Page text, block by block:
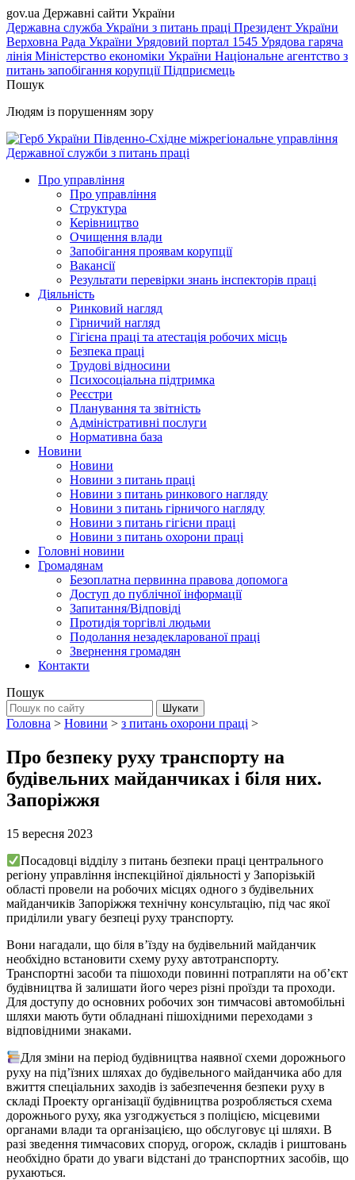
gov.ua Державні сайти України
Державна служба України з питань праці Президент України
Верховна Рада України Урядовий портал 1545 Урядова гаряча
лінія Міністерство економіки України Національне агентство з
питань запобігання корупціїПідприємець
Пошук
Людям із порушенням зору
Південно-Східне міжрегіональне управління
Державної служби з питань праці
Про управління
Про управління
Структура
Керівництво
Очищення влади
Запобігання проявам корупції
Вакансії
Результати перевірки знань інспекторів праці
Діяльність
Ринковий нагляд
Гірничий нагляд
Гігієна праці та атестація робочих місць
Безпека праці
Трудові відносини
Психосоціальна підтримка
Реєстри
Планування та звітність
Адміністративні послуги
Нормативна база
Новини
Новини
Новини з питань праці
Новини з питань ринкового нагляду
Новини з питань гірничого нагляду
Новини з питань гігієни праці
Новини з питань охорони праці
Головні новини
Громадянам
Безоплатна первинна правова допомога
Доступ до публічної інформації
Запитання/Відповіді
Протидія торгівлі людьми
Подолання незадекларованої праці
Звернення громадян
Контакти
Пошук
Головна > Новини > з питань охорони праці >
Про безпеку руху транспорту на
будівельних майданчиках і біля них.
Запоріжжя
15 вересня 2023
Посадовці відділу з питань безпеки праці центрального
регіону управління інспекційної діяльності у Запорізькій
області провели на робочих місцях одного з будівельних
майданчиків Запоріжжя технічну консультацію, під час якої
приділили увагу безпеці руху транспорту.
Вони нагадали, що біля в’їзду на будівельний майданчик
необхідно встановити схему руху автотранспорту.
Транспортні засоби та пішоходи повинні потрапляти на об’єкт
будівництва й залишати його через різні проїзди та проходи.
Для доступу до основних робочих зон тимчасові автомобільні
шляхи мають бути обладнані пішохідними переходами з
відповідними знаками.
Для зміни на період будівництва наявної схеми дорожнього
руху на під’їзних шляхах до будівельного майданчика або для
вжиття спеціальних заходів із забезпечення безпеки руху в
складі Проекту організації будівництва розробляється схема
дорожнього руху, яка узгоджується з поліцією, місцевими
органами влади та організацією, що обслуговує ці шляхи. В
разі зведення тимчасових споруд, огорож, складів і риштовань
необхідно брати до уваги відстані до транспортних засобів, що
рухаються.